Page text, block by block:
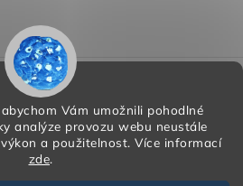
Vám umožnili pohodlné
analýze provozu webu neustále
a použitelnost. Více informací
zde.
zboží
ochrany osobních údajů
PP s.r.o.